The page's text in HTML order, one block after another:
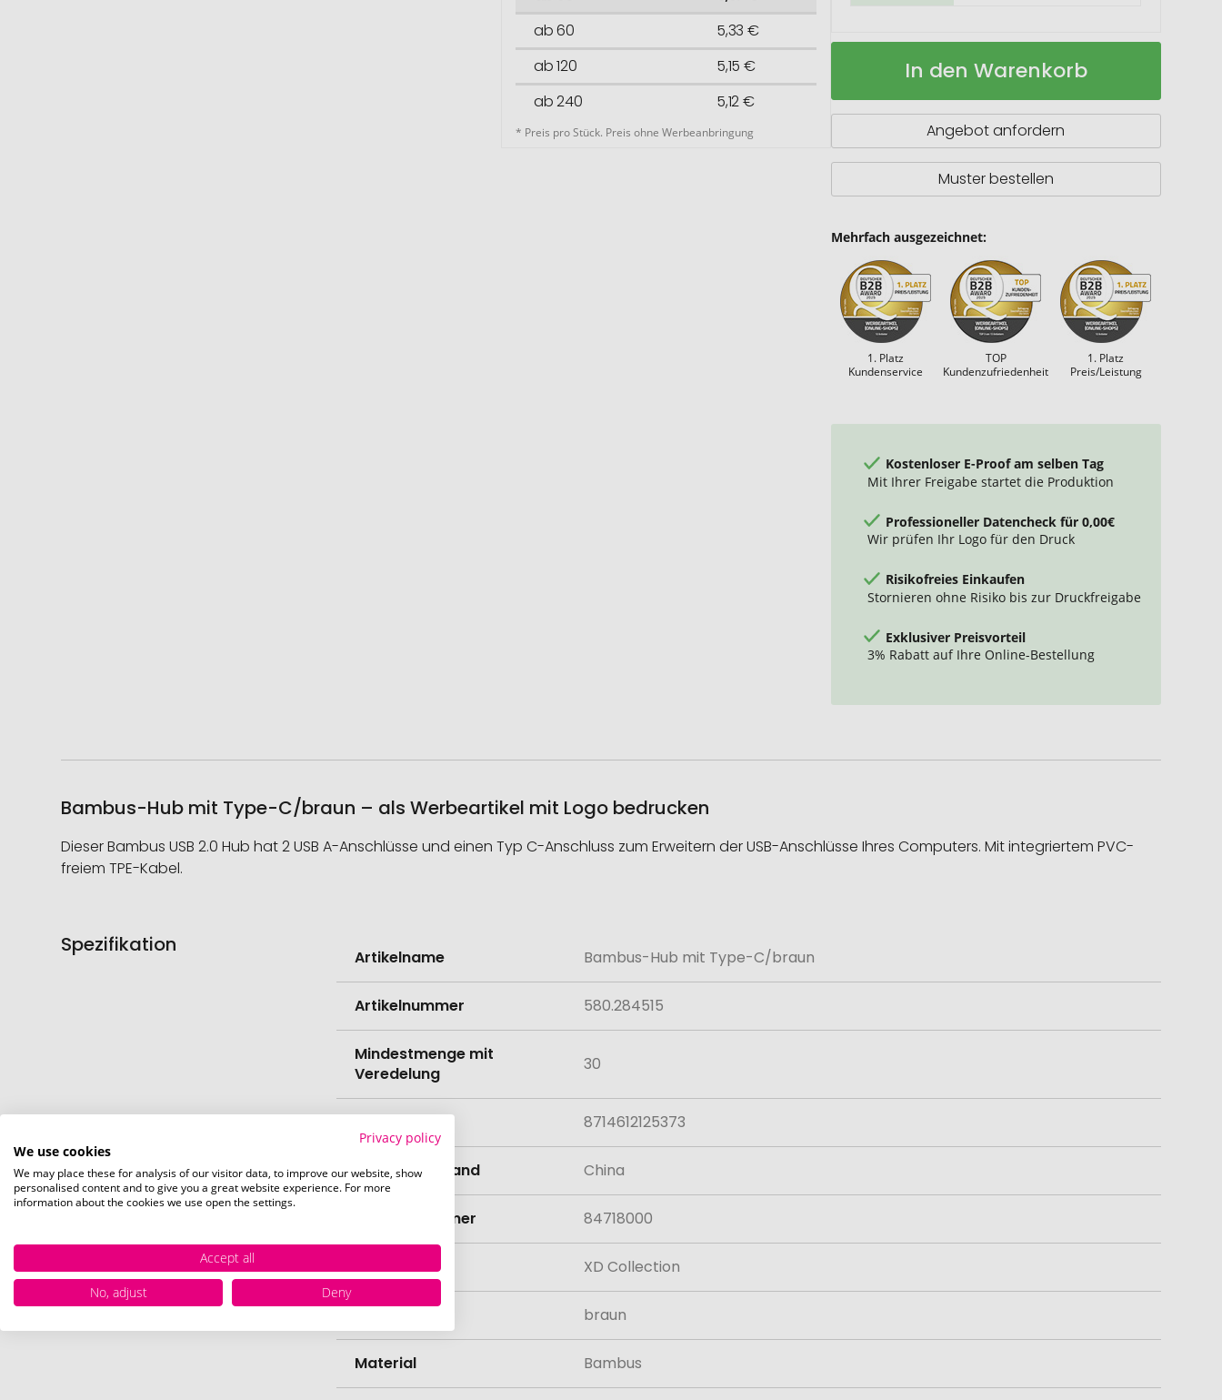
ab 60
5,33 €
ab 120
5,15 €
ab 240
5,12 €
* Preis pro Stück. Preis ohne Werbeanbringung
Bambus-
Type-
Auf
In den Warenkorb
Angebot anfordern
Muster bestellen
Mehrfach ausgezeichnet:
1. Platz
Kundenservice
TOP
Kundenzufriedenheit
1. Platz
Preis/Leistung
Kostenloser E-Proof am selben Tag
Mit Ihrer Freigabe startet die Produktion
Professioneller Datencheck für 0,00€
Wir prüfen Ihr Logo für den Druck
Risikofreies Einkaufen
Stornieren ohne Risiko bis zur Druckfreigabe
Exklusiver Preisvorteil
3% Rabatt auf Ihre Online-Bestellung
Bambus-Hub mit Type-C/braun – als Werbeartikel mit Logo bedrucken
Dieser Bambus USB 2.0 Hub hat 2 USB A-Anschlüsse und einen Typ C-Anschluss zum Erweitern der USB-Anschlüsse Ihres Computers. Mit integriertem PVC-
freiem TPE-Kabel.
Spezifikation
Informationen
Artikelname Bambus-Hub mit Type-C/braun
Artikelnummer 580.284515
Mindestmenge mit
Veredelung
30
8714612125373
Herstellungsland China
Zolltarifnummer 84718000
Marke XD Collection
braun
Material Bambus
Privacy policy
We use cookies
We may place these for analysis of our visitor data, to improve our website, show
personalised content and to give you a great website experience. For more
information about the cookies we use open the settings.
Accept all
No, adjust
Deny